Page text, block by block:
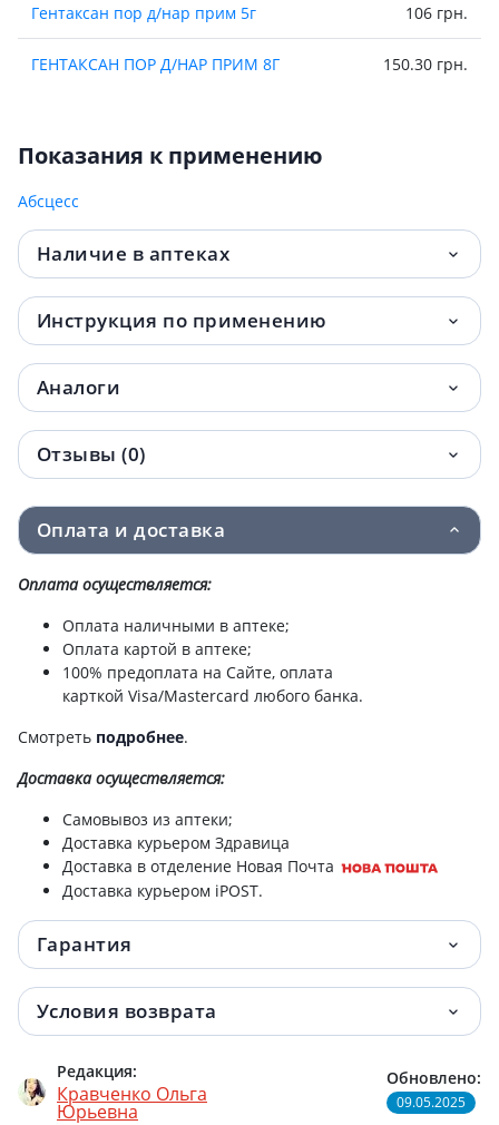
Гентаксан пор д/нар прим 5г 106 грн.
ГЕНТАКСАН ПОР Д/НАР ПРИМ 8Г 150.30 грн.
Показания к применению
Абсцесс
Наличие в аптеках
Инструкция по применению
Аналоги
Отзывы (0)
Оплата и доставка
Оплата осуществляется:
Оплата наличными в аптеке;
Оплата картой в аптеке;
100% предоплата на Сайте, оплата
карткой Visa/Mastercard любого банка.
Смотреть подробнее.
Доставкаосуществляется:
Самовывоз из аптеки;
Доставка курьером Здравица
Доставка в отделение Новая Почта
Доставка курьером iPOST.
Гарантия
Условия возврата
Редакция:
Кравченко Ольга
Юрьевна
Обновлено:
09.05.2025